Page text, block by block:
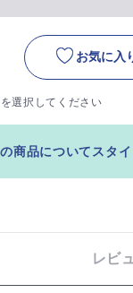
お気に入
選択してください
商品についてスタ
レビ